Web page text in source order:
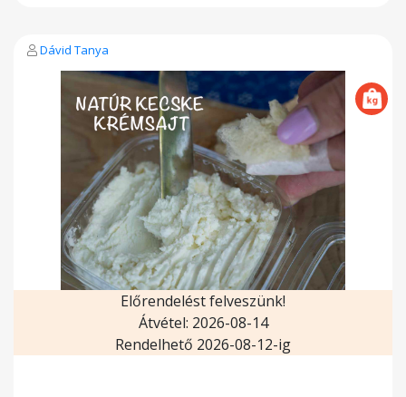
Dávid Tanya
Előrendelést felveszünk!
Átvétel: 2026-08-14
Rendelhető 2026-08-12-ig